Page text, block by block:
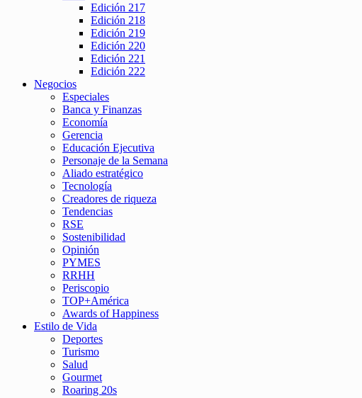
Edición 217
Edición 218
Edición 219
Edición 220
Edición 221
Edición 222
Negocios
Especiales
Banca y Finanzas
Economía
Gerencia
Educación Ejecutiva
Personaje de la Semana
Aliado estratégico
Tecnología
Creadores de riqueza
Tendencias
RSE
Sostenibilidad
Opinión
PYMES
RRHH
Periscopio
TOP+América
Awards of Happiness
Estilo de Vida
Deportes
Turismo
Salud
Gourmet
Roaring 20s